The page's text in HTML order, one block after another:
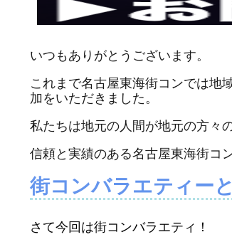
いつもありがとうございます。
これまで名古屋東海街コンでは地
加をいただきました。
私たちは地元の人間が地元の方々
信頼と実績のある名古屋東海街コ
街コンバラエティー
さて今回は街コンバラエティ！